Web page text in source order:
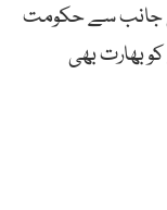
کی جانب سے حکومت
بھارت بھی